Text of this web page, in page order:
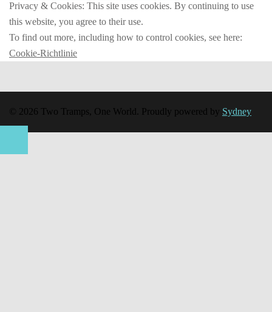
Privacy & Cookies: This site uses cookies. By continuing to use
this website, you agree to their use.
To find out more, including how to control cookies, see here:
Cookie-Richtlinie
© 2026 Two Tramps, One World. Proudly powered by Sydney